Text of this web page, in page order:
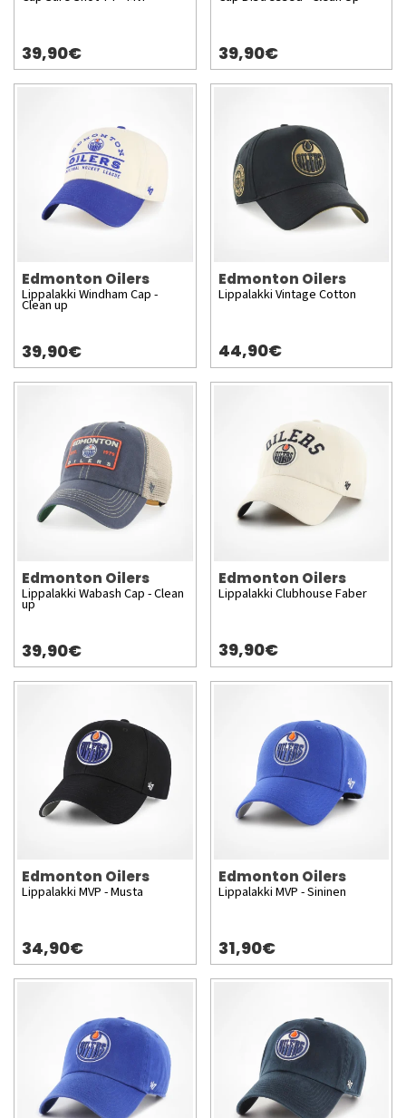
39,90€ 39,90€
Edmonton Oilers
Lippalakki Windham Cap -
Clean up
39,90€
Edmonton Oilers
Lippalakki Vintage Cotton
44,90€
Edmonton Oilers
Lippalakki Wabash Cap - Clean
up
39,90€
Edmonton Oilers
Lippalakki Clubhouse Faber
39,90€
Edmonton Oilers
Lippalakki MVP - Musta
34,90€
Edmonton Oilers
Lippalakki MVP - Sininen
31,90€